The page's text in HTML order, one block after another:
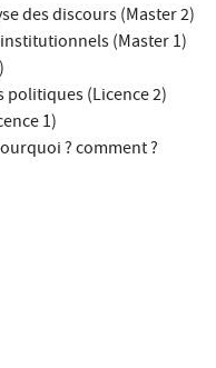
des discours (Master 2)
(Master 1)
(Licence 2)
1)
? comment ?